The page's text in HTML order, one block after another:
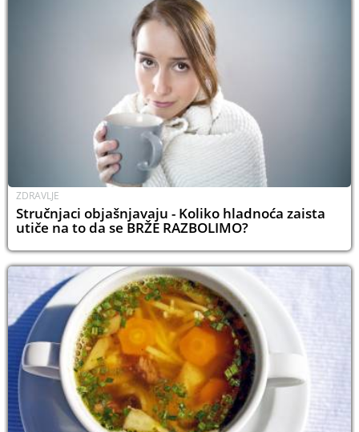
ZDRAVLJE
Stručnjaci objašnjavaju - Koliko hladnoća zaista
utiče na to da se BRŽE RAZBOLIMO?